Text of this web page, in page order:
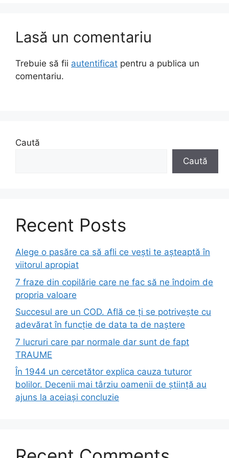
Lasă un comentariu
Trebuie să fii autentificat pentru a publica un
comentariu.
Caută
Caută
Recent Posts
Alege o pasăre ca să afli ce vești te așteaptă în
viitorul apropiat
7 fraze din copilărie care ne fac să ne îndoim de
propria valoare
Succesul are un COD. Află ce ți se potrivește cu
adevărat în funcție de data ta de naștere
7 lucruri care par normale dar sunt de fapt
TRAUME
În 1944 un cercetător explica cauza tuturor
bolilor. Decenii mai târziu oamenii de știință au
ajuns la aceiași concluzie